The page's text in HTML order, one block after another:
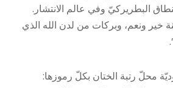
البطريركيّ وفي عالم الانتشار.
خير ونعم، وبركات من لدن الله الذي
محلّ رتبة الختان بكلّ رموزها: